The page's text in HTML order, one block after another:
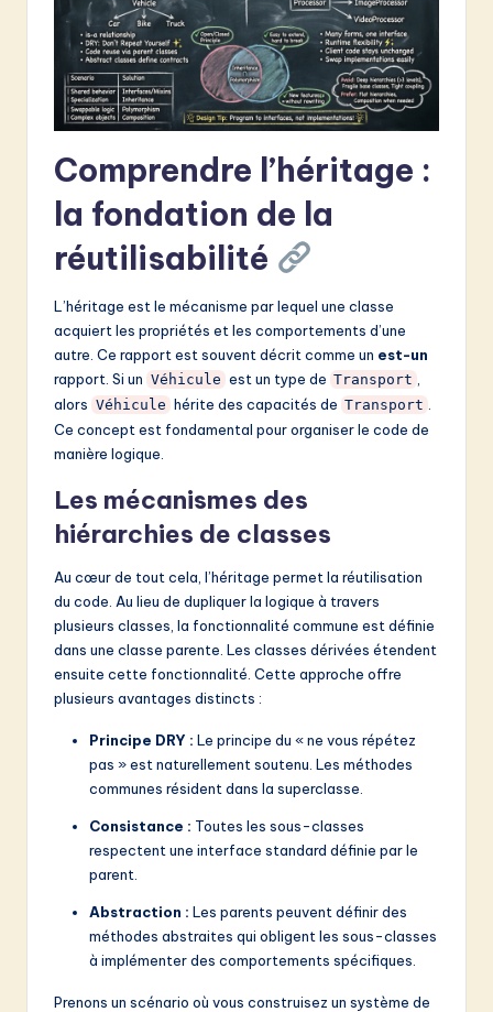
Comprendre l’héritage :
la fondation de la
réutilisabilité
L’héritage est le mécanisme par lequel une classe
acquiert les propriétés et les comportements d’une
autre. Ce rapport est souvent décrit comme un est-un
rapport. Si un Véhicule est un type de Transport
alors Véhicule hérite des capacités de Transport
Ce concept est fondamental pour organiser le code de
manière logique.
Les mécanismes des
hiérarchies de classes
Au cœur de tout cela, l’héritage permet la réutilisation
du code. Au lieu de dupliquer la logique à travers
plusieurs classes, la fonctionnalité commune est définie
dans une classe parente. Les classes dérivées étendent
ensuite cette fonctionnalité. Cette approche offre
plusieurs avantages distincts :
Principe DRY : Le principe du « ne vous répétez
pas » est naturellement soutenu. Les méthodes
communes résident dans la superclasse.
Consistance : Toutes les sous-classes
respectent une interface standard définie par le
parent.
Abstraction : Les parents peuvent définir des
méthodes abstraites qui obligent les sous-classes
à implémenter des comportements spécifiques.
Prenons un scénario où vous construisez un système de